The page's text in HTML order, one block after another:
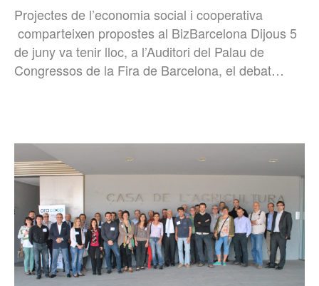
Projectes de l’economia social i cooperativa
comparteixen propostes al BizBarcelona Dijous 5
de juny va tenir lloc, a l’Auditori del Palau de
Congressos de la Fira de Barcelona, el debat…